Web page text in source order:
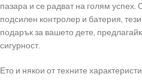
пазара и се радват на голям успех.
подсилен контролер и батерия,
подарък за вашето дете,
сигурност.
Ето и някои от техните